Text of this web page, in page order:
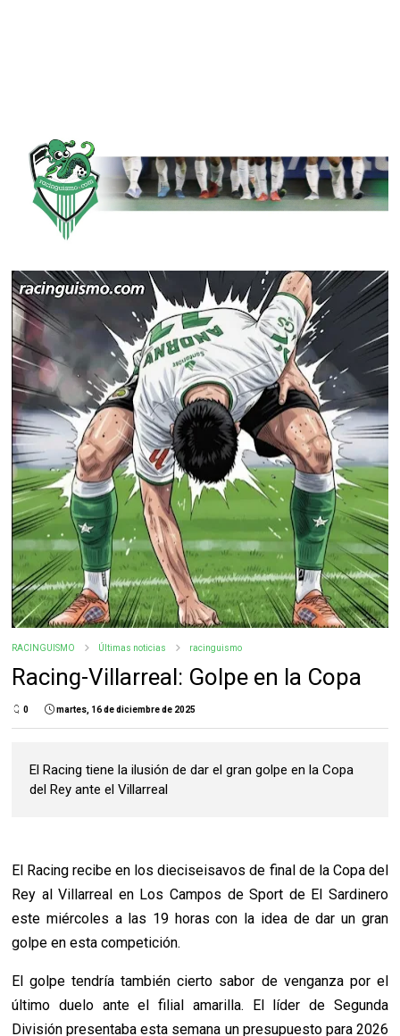
RACINGUISMO Últimas noticias racinguismo
Racing-Villarreal: Golpe en la Copa
0 martes, 16 de diciembre de 2025
El Racing tiene la ilusión de dar el gran golpe en la Copa
del Rey ante el Villarreal
El Racing recibe en los dieciseisavos de final de la Copa del
Rey al Villarreal en Los Campos de Sport de El Sardinero
este miércoles a las 19 horas con la idea de dar un gran
golpe en esta competición.
El golpe tendría también cierto sabor de venganza por el
último duelo ante el filial amarilla. El líder de Segunda
División presentaba esta semana un presupuesto para 2026